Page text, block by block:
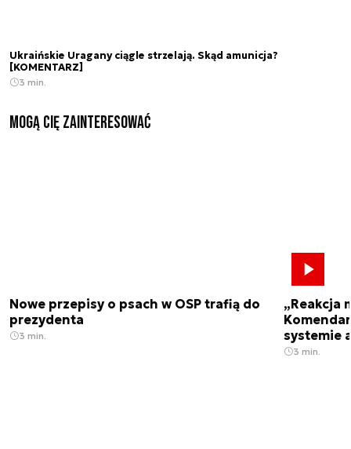
Ukraińskie Uragany ciągle strzelają. Skąd amunicja?
[KOMENTARZ]
3 min.
Mogą Cię zainteresować
Nowe przepisy o psach w OSP trafią do
prezydenta
3 min.
„Reakcja
systemie
3 min.